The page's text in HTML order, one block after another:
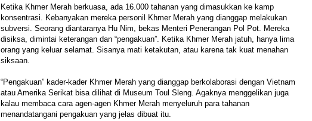
Ketika Khmer Merah berkuasa, ada 16.000 tahanan yang dimasukkan ke kamp
konsentrasi. Kebanyakan mereka personil Khmer Merah yang dianggap melakukan
subversi. Seorang diantaranya Hu Nim, bekas Menteri Penerangan Pol Pot. Mereka
disiksa, dimintai keterangan dan “pengakuan”. Ketika Khmer Merah jatuh, hanya lima
orang yang keluar selamat. Sisanya mati ketakutan, atau karena tak kuat menahan
siksaan.
“Pengakuan” kader-kader Khmer Merah yang dianggap berkolaborasi dengan Vietnam
atau Amerika Serikat bisa dilihat di Museum Toul Sleng. Agaknya menggelikan juga
kalau membaca cara agen-agen Khmer Merah menyeluruh para tahanan
menandatangani pengakuan yang jelas dibuat itu.